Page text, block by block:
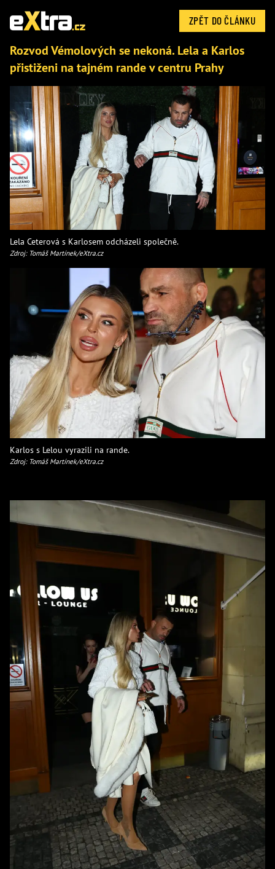
ZPĚT DO ČLÁNKU
Rozvod Vémolových se nekoná. Lela a Karlos
přistiženi na tajném rande v centru Prahy
Lela Ceterová s Karlosem odcházeli společně.
Zdroj: Tomáš Martínek/eXtra.cz
Karlos s Lelou vyrazili na rande.
Zdroj: Tomáš Martínek/eXtra.cz